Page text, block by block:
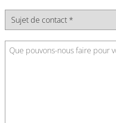
Veuillez laisser ce champ vide.